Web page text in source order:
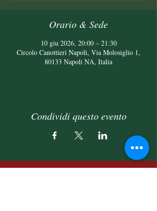
Orario & Sede
10 giu 2026, 20:00 – 21:30
Circolo Canottieri Napoli, Via Molosiglio 1,
80133 Napoli NA, Italia
Condividi questo evento